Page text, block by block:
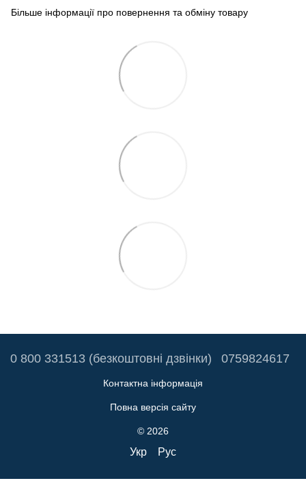
Більше інформації про повернення та обміну товару
0 800 331513 (безкоштовні дзвінки) 0759824617
Контактна інформація
Повна версія сайту
© 2026
Укр Рус